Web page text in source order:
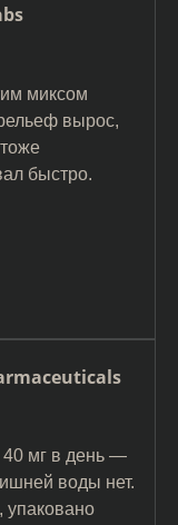
миксом
вырос,
быстро.
40 мг в день —
воды нет.
упаковано